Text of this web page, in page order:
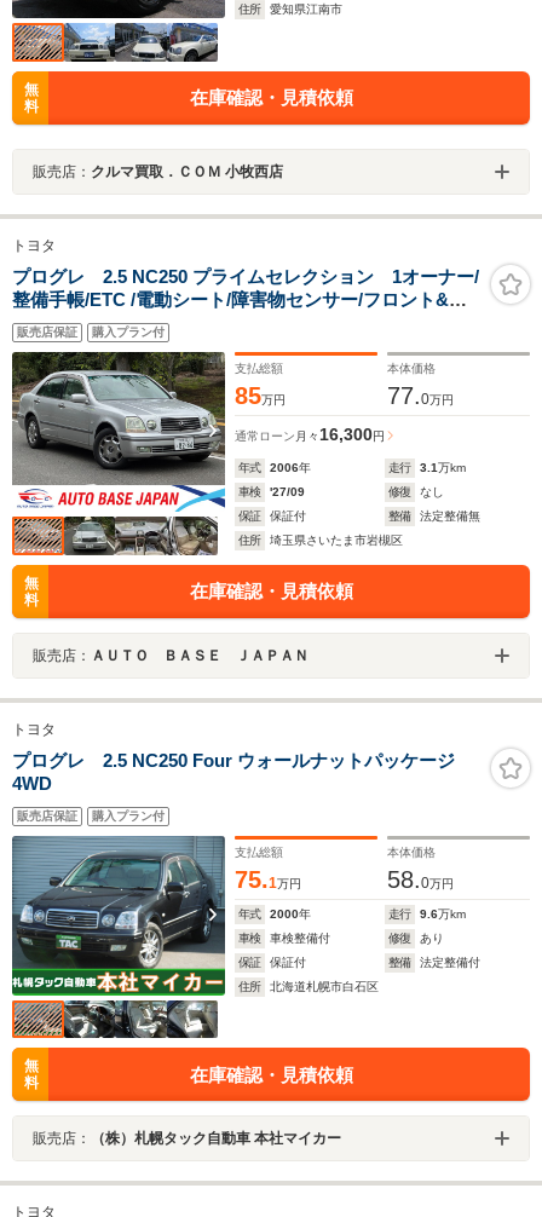
住所
愛知県江南市
無
料
在庫確認・見積依頼
販売店： クルマ買取．ＣＯＭ 小牧西店
トヨタ
プログレ 2.5 NC250 プライムセレクション 1オーナー/
整備手帳/ETC /電動シート/障害物センサー/フロント&バ
ックカメラ/クルーズコントロール/純正アルミ/禁煙車
販売店保証 購入プラン付
支払総額
85万円
本体価格
77.0万円
通常ローン 月々 16,300円
年式 2006年 走行 3.1万km
車検
'27/09 修復
なし
保証
保証付 整備
法定整備無
住所
埼玉県さいたま市岩槻区
無
料
在庫確認・見積依頼
販売店： ＡＵＴＯ ＢＡＳＥ ＪＡＰＡＮ
トヨタ
プログレ 2.5 NC250 Four ウォールナットパッケージ
4WD
販売店保証 購入プラン付
支払総額
75.1万円
本体価格
58.0万円
年式 2000年 走行 9.6万km
車検
車検整備付 修復
あり
保証
保証付 整備
法定整備付
住所
北海道札幌市白石区
無
料
在庫確認・見積依頼
販売店： （株）札幌タック自動車 本社マイカー
トヨタ